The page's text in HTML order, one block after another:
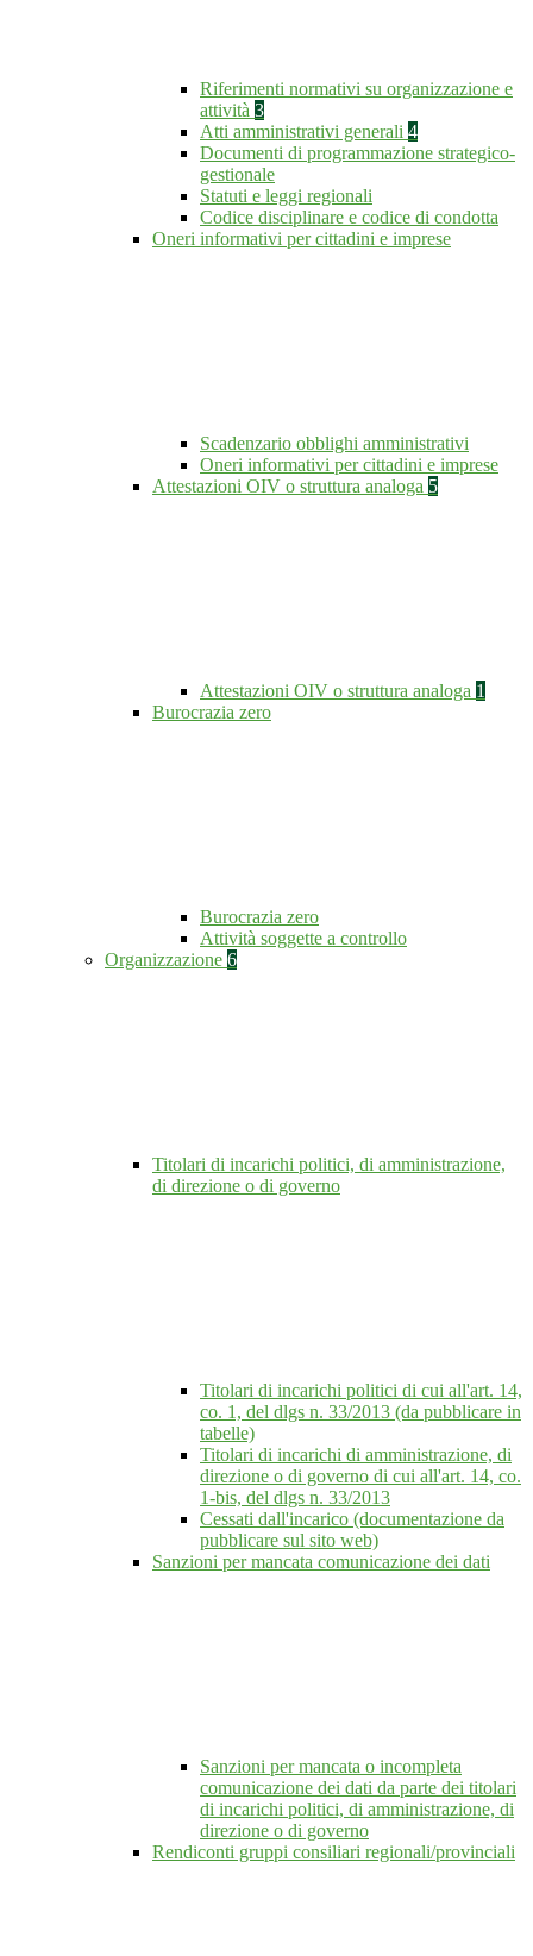
Riferimenti normativi su organizzazione e
attività 3
Atti amministrativi generali 4
Documenti di programmazione strategico-
gestionale
Statuti e leggi regionali
Codice disciplinare e codice di condotta
Oneri informativi per cittadini e imprese
Scadenzario obblighi amministrativi
Oneri informativi per cittadini e imprese
Attestazioni OIV o struttura analoga 5
Attestazioni OIV o struttura analoga 1
Burocrazia zero
Burocrazia zero
Attività soggette a controllo
Organizzazione 6
Titolari di incarichi politici, di amministrazione,
di direzione o di governo
Titolari di incarichi politici di cui all'art. 14,
co. 1, del dlgs n. 33/2013 (da pubblicare in
tabelle)
Titolari di incarichi di amministrazione, di
direzione o di governo di cui all'art. 14, co.
1-bis, del dlgs n. 33/2013
Cessati dall'incarico (documentazione da
pubblicare sul sito web)
Sanzioni per mancata comunicazione dei dati
Sanzioni per mancata o incompleta
comunicazione dei dati da parte dei titolari
di incarichi politici, di amministrazione, di
direzione o di governo
Rendiconti gruppi consiliari regionali/provinciali